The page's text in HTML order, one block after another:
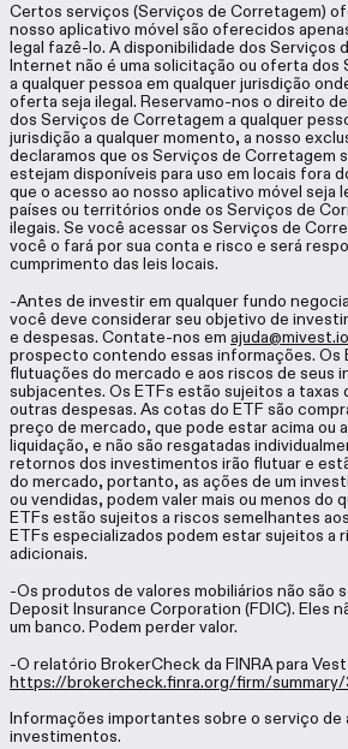
Certos serviços (Serviços de Corretagem)
nosso aplicativo móvel são oferecidos
legal fazê-lo. A disponibilidade dos Serviços
Internet não é uma solicitação ou oferta dos
a qualquer pessoa em qualquer jurisdição
oferta seja ilegal. Reservamo-nos o direito
dos Serviços de Corretagem a qualquer
jurisdição a qualquer momento, a nosso
declaramos que os Serviços de Corretagem
estejam disponíveis para uso em locais fora
que o acesso ao nosso aplicativo móvel seja
países ou territórios onde os Serviços de
ilegais. Se você acessar os Serviços de
você o fará por sua conta e risco e será
cumprimento das leis locais.
-Antes de investir em qualquer fundo
você deve considerar seu objetivo de
e despesas. Contate-nos em ajuda@mivest.io
prospecto contendo essas informações. Os
flutuações do mercado e aos riscos de seus
subjacentes. Os ETFs estão sujeitos a taxas
outras despesas. As cotas do ETF são
preço de mercado, que pode estar acima ou
liquidação, e não são resgatadas
retornos dos investimentos irão flutuar e
do mercado, portanto, as ações de um
ou vendidas, podem valer mais ou menos do
ETFs estão sujeitos a riscos semelhantes
ETFs especializados podem estar sujeitos a
adicionais.
-Os produtos de valores mobiliários não são
Deposit Insurance Corporation (FDIC). Eles
um banco. Podem perder valor.
-O relatório BrokerCheck da FINRA para
https://brokercheck.finra.org/firm/summary/
Informações importantes sobre o serviço de
investimentos.